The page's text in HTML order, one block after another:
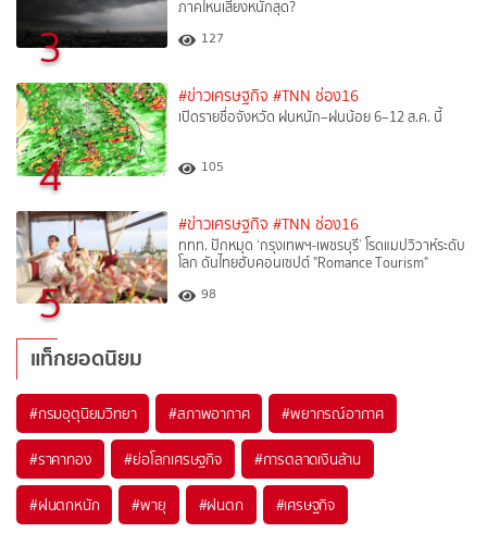
3
ภาคไหนเสี่ยงหนักสุด?
127
4
#ข่าวเศรษฐกิจ #TNN ช่อง16
เปิดรายชื่อจังหวัด ฝนหนัก–ฝนน้อย 6–12 ส.ค. นี้
105
5
#ข่าวเศรษฐกิจ #TNN ช่อง16
ททท. ปักหมุด ‘กรุงเทพฯ-เพชรบุรี’ โรดแมปวิวาห์ระดับ
โลก ดันไทยฮับคอนเซปต์ "Romance Tourism"
98
แท็กยอดนิยม
#กรมอุตุนิยมวิทยา #สภาพอากาศ #พยากรณ์อากาศ
#ราคาทอง #ย่อโลกเศรษฐกิจ #การตลาดเงินล้าน
#ฝนตกหนัก #พายุ #ฝนตก #เศรษฐกิจ